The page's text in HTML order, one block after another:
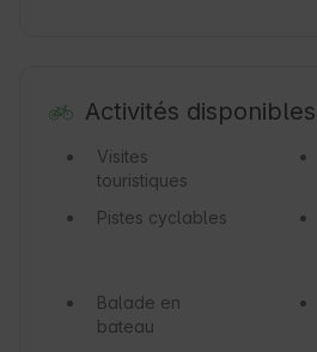
Activités disponibles
Visites
touristiques
Pistes cyclables
Balade en
bateau